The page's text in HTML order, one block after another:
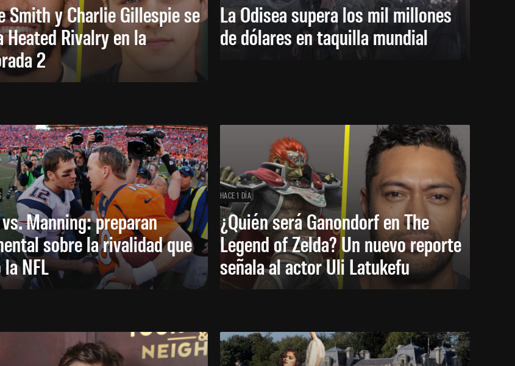
Smith y Charlie Gillespie se
Heated Rivalry en la
2
La Odisea supera los mil millones
de dólares en taquilla mundial
Manning: preparan
sobre la rivalidad que
NFL
HACE 1 DÍA
¿Quién será Ganondorf en The
Legend of Zelda? Un nuevo reporte
señala al actor Uli Latukefu